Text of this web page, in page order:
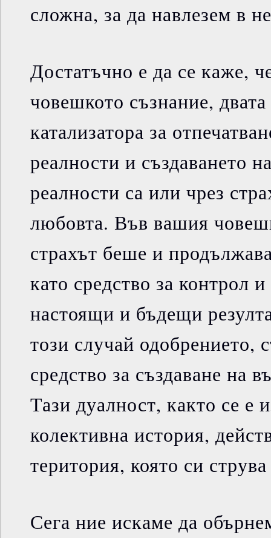
сложна, за да навлезем в
Достатъчно е да се каже,
човешкото съзнание,
катализатора за
реалности и създаването
реалности са или чрез
любовта. Във вашия
страхът беше и
като средство за контрол
настоящи и бъдещи
този случай
средство за създаване на
Тази дуалност, както се е
колективна история,
територия, която си
Сега ние искаме да